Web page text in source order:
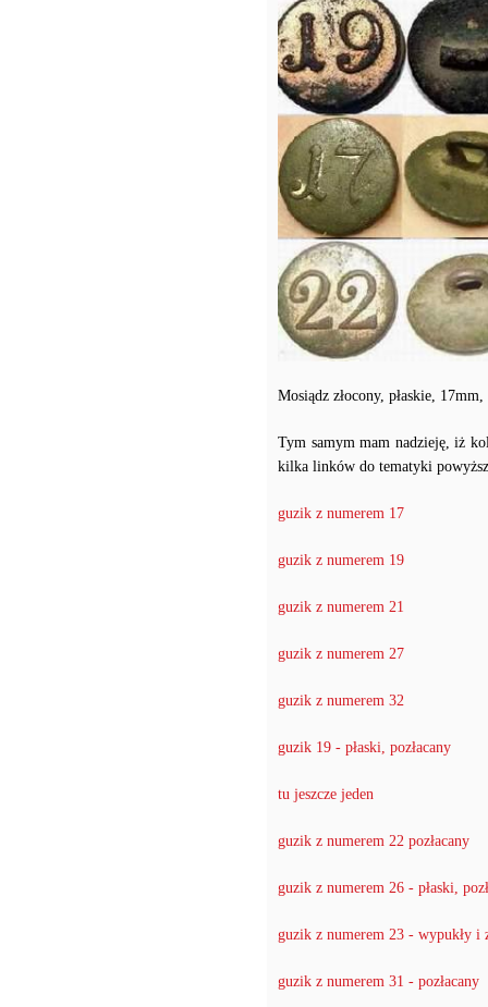
Mosiądz złocony, płaskie,
Tym samym mam nadzieję, iż
kilka linków do tematyki
guzik z numerem 17
guzik z numerem 19
guzik z numerem 21
guzik z numerem 27
guzik z numerem 32
guzik 19 - płaski, pozłacany
tu jeszcze jeden
guzik z numerem 22 pozłacany
guzik z numerem 26 - płaski,
guzik z numerem 23 - wypukły i
guzik z numerem 31 - pozłacany